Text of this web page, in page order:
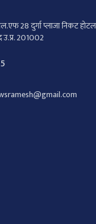
28 दुर्गा प्लाजा निकट
201002